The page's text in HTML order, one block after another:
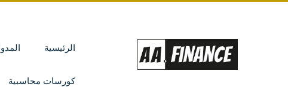
الرئيسية
كورسات محاسبية